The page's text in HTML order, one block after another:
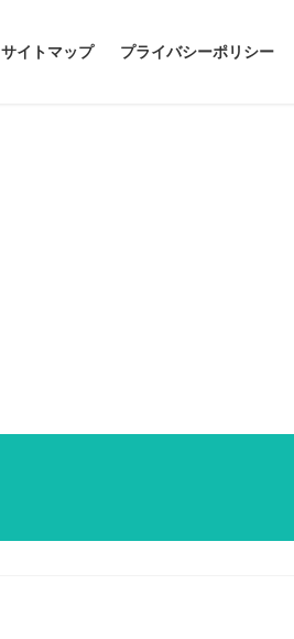
サイトマップ プライバシーポリシー